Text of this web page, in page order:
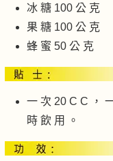
冰 糖 100 公 克
果 糖 100 公 克
蜂 蜜 50 公 克
一 次 20 C C ，
時 飲 用 。